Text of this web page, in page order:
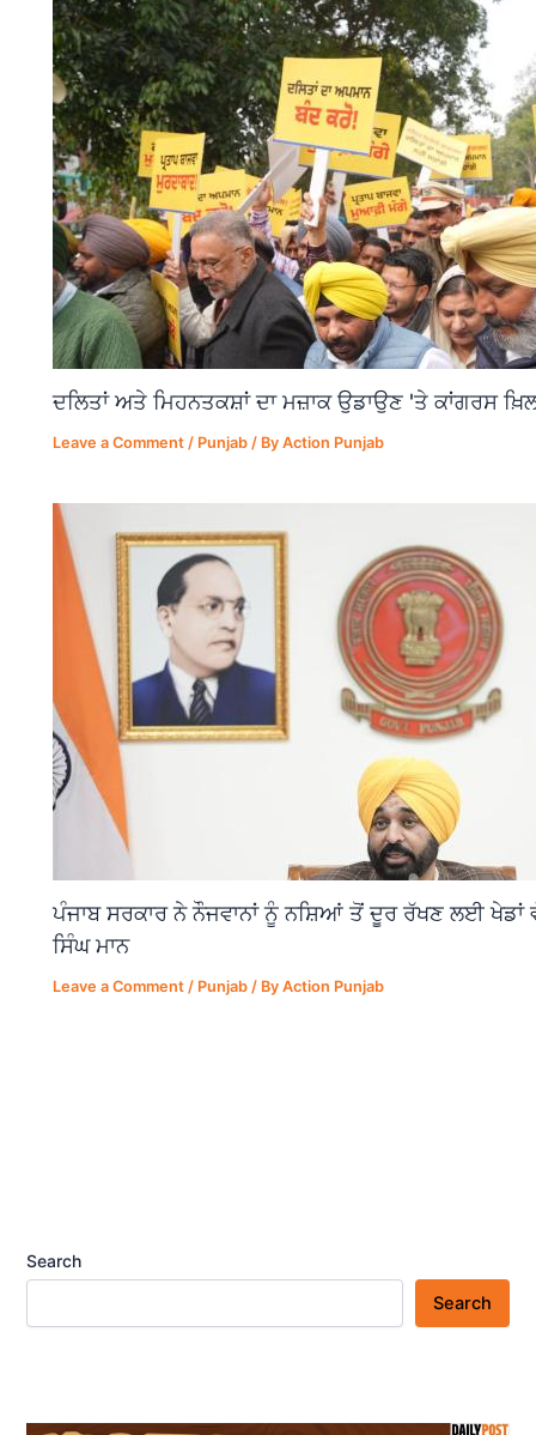
ਦਲਿਤਾਂ ਅਤੇ ਮਿਹਨਤਕਸ਼ਾਂ ਦਾ ਮਜ਼ਾਕ ਉਡਾਉਣ 'ਤੇ ਕਾਂਗਰਸ
Leave a Comment / Punjab / ByAction Punjab
ਪੰਜਾਬ ਸਰਕਾਰ ਨੇ ਨੌਜਵਾਨਾਂ ਨੂੰ ਨਸ਼ਿਆਂ ਤੋਂ ਦੂਰ ਰੱਖਣ ਲਈ ਖੇਡਾਂ
ਸਿੰਘ ਮਾਨ
Leave a Comment / Punjab / ByAction Punjab
Search
Search